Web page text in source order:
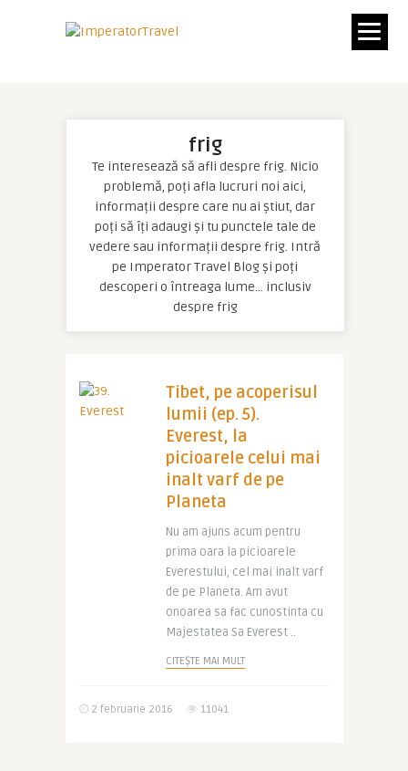
frig
Te interesează să afli despre frig. Nicio
problemă, poți afla lucruri noi aici,
informații despre care nu ai știut, dar
poți să îți adaugi și tu punctele tale de
vedere sau informații despre frig. Intră
pe Imperator Travel Blog și poți
descoperi o întreaga lume… inclusiv
despre frig
Tibet, pe acoperisul
lumii (ep. 5).
Everest, la
picioarele celui mai
inalt varf de pe
Planeta
Nu am ajuns acum pentru
prima oara la picioarele
Everestului, cel mai inalt varf
de pe Planeta. Am avut
onoarea sa fac cunostinta cu
Majestatea Sa Everest ..
CITEȘTE MAI MULT
2 februarie 2016 11041